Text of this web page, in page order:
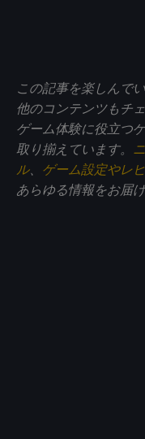
この記事を楽しんで
他のコンテンツもチ
ゲーム体験に役立つ
取り揃えています。
ル、 ゲーム設定やレ
あらゆる情報をお届け